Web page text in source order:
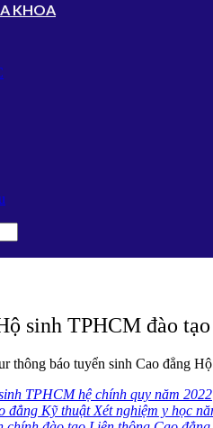
KHOA
sinh TPHCM đào
thông báo tuyển sinh Cao đẳng
TPHCM hệ chính quy năm 2022
đẳng Kỹ thuật Xét nghiệm y học